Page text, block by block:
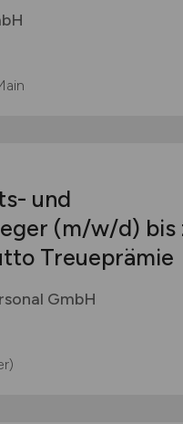
und
(m/w/d) bis
Treueprämie
GmbH